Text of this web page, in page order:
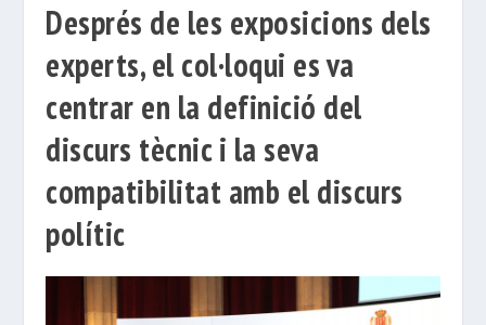
Després de les exposicions dels
experts, el col·loqui es va
centrar en la definició del
discurs tècnic i la seva
compatibilitat amb el discurs
polític